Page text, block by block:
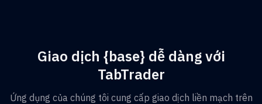
Giao dịch {base} dễ dàng với
TabTrader
Ứng dụng của chúng tôi cung cấp giao dịch liền mạch trên